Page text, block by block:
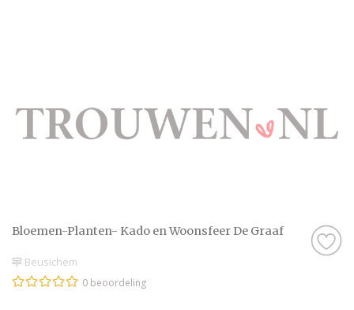
Bloemen-Planten- Kado en Woonsfeer De Graaf
Beusichem
0 beoordeling